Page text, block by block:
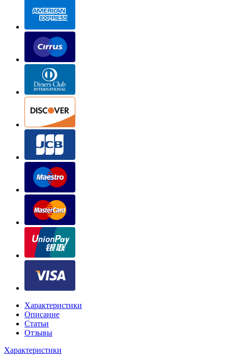
Характеристики
Описание
Статьи
Отзывы
Характеристики